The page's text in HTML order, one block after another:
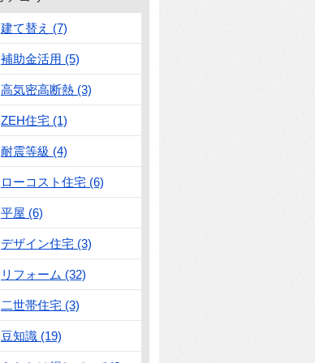
建て替え (7)
補助金活用 (5)
高気密高断熱 (3)
ZEH住宅 (1)
耐震等級 (4)
ローコスト住宅 (6)
平屋 (6)
デザイン住宅 (3)
リフォーム (32)
二世帯住宅 (3)
豆知識 (19)